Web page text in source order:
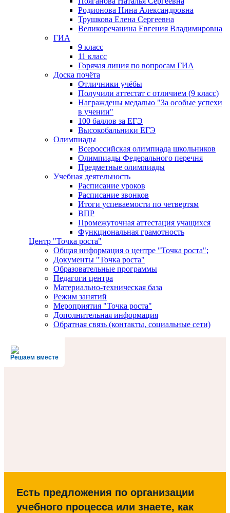
Родионова Нина Александровна
Трушкова Елена Сергеевна
Великоречанина Евгения Владимировна
ГИА
9 класс
11 класс
Горячая линия по вопросам ГИА
Доска почёта
Отличники учёбы
Получили аттестат с отличием (9 класс)
Награждены медалью "За особые успехи
в учении"
100 баллов за ЕГЭ
Высокобальники ЕГЭ
Олимпиады
Всероссийская олимпиада школьников
Олимпиады Федерального перечня
Предметные олимпиады
Учебная деятельность
Расписание уроков
Расписание звонков
Итоги успеваемости по четвертям
ВПР
Промежуточная аттестация учащихся
Функциональная грамотность
Центр "Точка роста"
Общая информация о центре "Точка роста";
Документы "Точка роста"
Образовательные программы
Педагоги центра
Материально-техническая база
Режим занятий
Мероприятия "Точка роста"
Дополнительная информация
Обратная связь (контакты, социальные сети)
Решаем вместе
Есть предложения по организации
учебного процесса или знаете, как